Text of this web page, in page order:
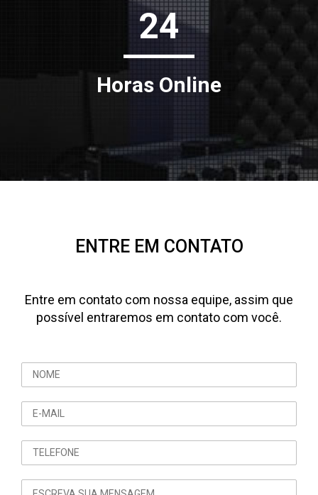
24
Horas Online
ENTRE EM CONTATO
Entre em contato com nossa equipe, assim que
possível entraremos em contato com você.